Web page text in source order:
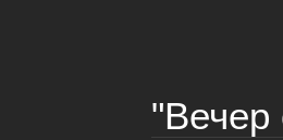
"Вечер